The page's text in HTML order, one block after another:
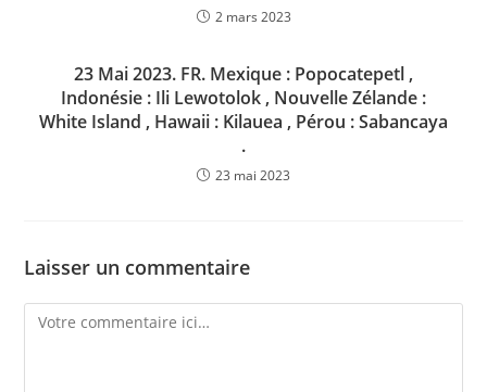
2 mars 2023
23 Mai 2023. FR. Mexique : Popocatepetl ,
Indonésie : Ili Lewotolok , Nouvelle Zélande :
White Island , Hawaii : Kilauea , Pérou : Sabancaya
.
23 mai 2023
Laisser un commentaire
Comment